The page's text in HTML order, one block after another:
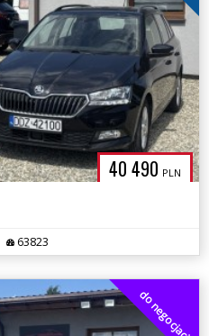
40 490 PLN
63823
do negocjacji